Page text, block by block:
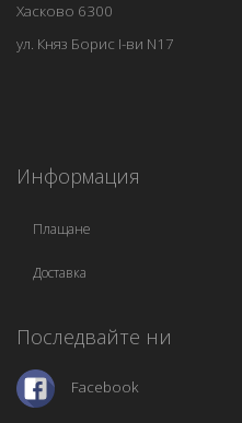
Хасково 6300
ул. Княз Борис I-ви N17
Информация
Плащане
Доставка
Последвайте ни
Facebook